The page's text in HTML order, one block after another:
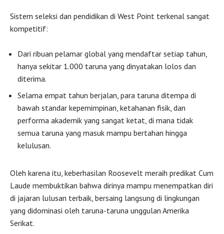
Sistem seleksi dan pendidikan di West Point terkenal sangat
kompetitif:
Dari ribuan pelamar global yang mendaftar setiap tahun,
hanya sekitar 1.000 taruna yang dinyatakan lolos dan
diterima.
Selama empat tahun berjalan, para taruna ditempa di
bawah standar kepemimpinan, ketahanan fisik, dan
performa akademik yang sangat ketat, di mana tidak
semua taruna yang masuk mampu bertahan hingga
kelulusan.
Oleh karena itu, keberhasilan Roosevelt meraih predikat Cum
Laude membuktikan bahwa dirinya mampu menempatkan diri
di jajaran lulusan terbaik, bersaing langsung di lingkungan
yang didominasi oleh taruna-taruna unggulan Amerika
Serikat.